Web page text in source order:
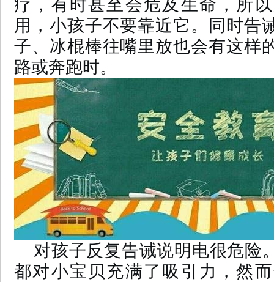
疗，有时甚至会危及生命，所
用，小孩子不要靠近它。同时告
子、冰棍棒往嘴里放也会有这样
路或奔跑时。
对孩子反复告诫说明电很危险
都对小宝贝充满了吸引力，然